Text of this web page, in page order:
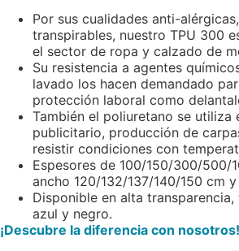
Por sus cualidades anti-
transpirables, nuestro TPU 300
el sector de ropa y calzado de
Su resistencia a agentes
lavado los hacen demandado
protección laboral como
También el poliuretano se utiliza
publicitario, producción de
resistir condiciones con
Espesores de 100/150/300/500/
ancho 120/132/137/140/150 cm
Disponible en alta
azul y negro.
¡Descubre la diferencia con nosotros!